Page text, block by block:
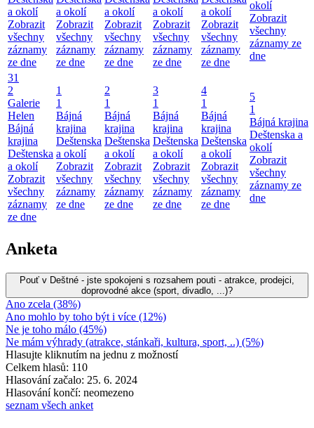
a okolí
Zobrazit
všechny
záznamy
ze dne
a okolí
Zobrazit
všechny
záznamy
ze dne
a okolí
Zobrazit
všechny
záznamy
ze dne
a okolí
Zobrazit
všechny
záznamy
ze dne
a okolí
Zobrazit
všechny
záznamy
ze dne
okolí
Zobrazit
všechny
záznamy ze
dne
31
2
Galerie
Helen
Bájná
krajina
Deštenska
a okolí
Zobrazit
všechny
záznamy
ze dne
1
1
Bájná
krajina
Deštenska
a okolí
Zobrazit
všechny
záznamy
ze dne
2
1
Bájná
krajina
Deštenska
a okolí
Zobrazit
všechny
záznamy
ze dne
3
1
Bájná
krajina
Deštenska
a okolí
Zobrazit
všechny
záznamy
ze dne
4
1
Bájná
krajina
Deštenska
a okolí
Zobrazit
všechny
záznamy
ze dne
5
1
Bájná krajina
Deštenska a
okolí
Zobrazit
všechny
záznamy ze
dne
Anketa
Pouť v Deštné - jste spokojeni s rozsahem pouti - atrakce, prodejci,
doprovodné akce (sport, divadlo, ...)?
Ano zcela (38%)
Ano mohlo by toho být i více (12%)
Ne je toho málo (45%)
Ne mám výhrady (atrakce, stánkaři, kultura, sport, ..) (5%)
Hlasujte kliknutím na jednu z možností
Celkem hlasů: 110
Hlasování začalo: 25. 6. 2024
Hlasování končí: neomezeno
seznam všech anket